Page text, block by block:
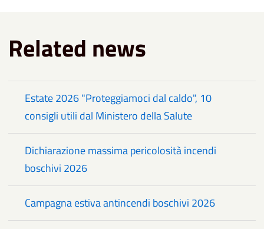
Related news
Estate 2026 "Proteggiamoci dal caldo", 10
consigli utili dal Ministero della Salute
Dichiarazione massima pericolosità incendi
boschivi 2026
Campagna estiva antincendi boschivi 2026